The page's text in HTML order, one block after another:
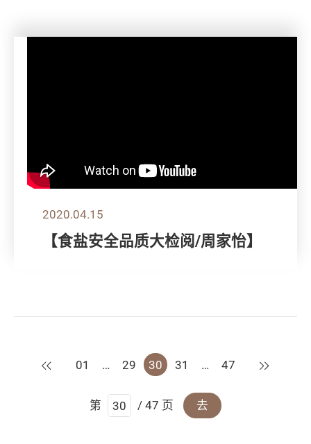
2020.04.15
【食盐安全品质大检阅/周家怡】
上一页
01 … 29 30 31 … 47 下一页
第 / 47 页 去